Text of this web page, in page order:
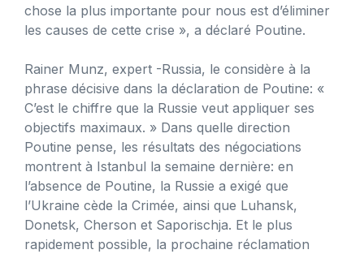
chose la plus importante pour nous est d’éliminer
les causes de cette crise », a déclaré Poutine.
Rainer Munz, expert -Russia, le considère à la
phrase décisive dans la déclaration de Poutine: «
C’est le chiffre que la Russie veut appliquer ses
objectifs maximaux. » Dans quelle direction
Poutine pense, les résultats des négociations
montrent à Istanbul la semaine dernière: en
l’absence de Poutine, la Russie a exigé que
l’Ukraine cède la Crimée, ainsi que Luhansk,
Donetsk, Cherson et Saporischja. Et le plus
rapidement possible, la prochaine réclamation